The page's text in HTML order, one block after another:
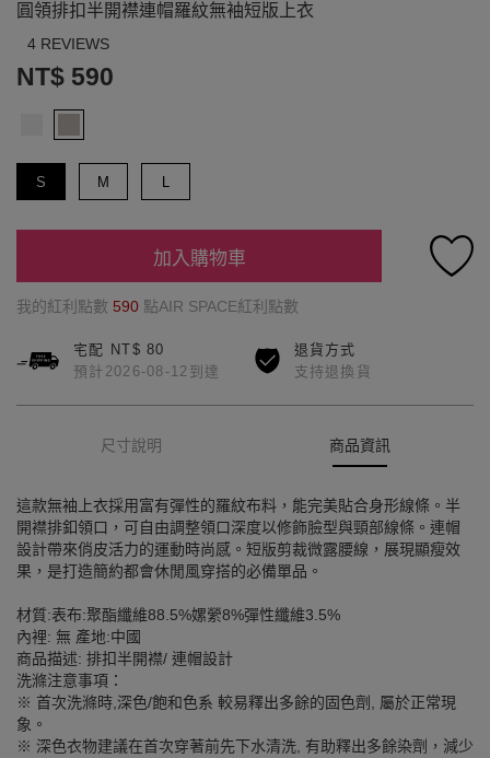
圓領排扣半開襟連帽羅紋無袖短版上衣
4 REVIEWS
NT$ 590
S M L
加入購物車
我的紅利點數 590 點AIR SPACE紅利點數
宅配 NT$ 80
預計2026-08-12到達
退貨方式
支持退換貨
尺寸說明 商品資訊
這款無袖上衣採用富有彈性的羅紋布料，能完美貼合身形線條。半
開襟排釦領口，可自由調整領口深度以修飾臉型與頸部線條。連帽
設計帶來俏皮活力的運動時尚感。短版剪裁微露腰線，展現顯瘦效
果，是打造簡約都會休閒風穿搭的必備單品。
材質:表布:聚酯纖維88.5%嫘縈8%彈性纖維3.5%
內裡: 無 產地:中國
商品描述: 排扣半開襟/ 連帽設計
洗滌注意事項：
※ 首次洗滌時,深色/飽和色系 較易釋出多餘的固色劑, 屬於正常現
象。
※ 深色衣物建議在首次穿著前先下水清洗, 有助釋出多餘染劑，減少